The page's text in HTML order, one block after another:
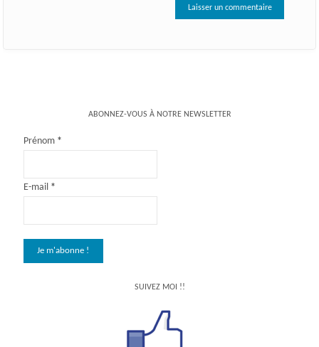
ABONNEZ-VOUS À NOTRE NEWSLETTER
Prénom *
E-mail *
SUIVEZ MOI !!